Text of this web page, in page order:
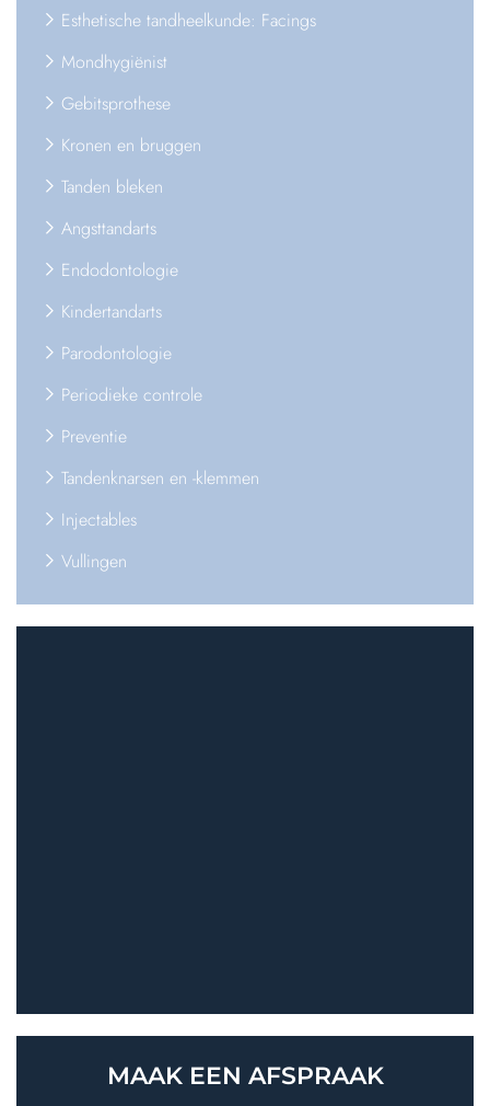
Esthetische tandheelkunde: Facings
Mondhygiënist
Gebitsprothese
Kronen en bruggen
Tanden bleken
Angsttandarts
Endodontologie
Kindertandarts
Parodontologie
Periodieke controle
Preventie
Tandenknarsen en -klemmen
Injectables
Vullingen
MAAK EEN AFSPRAAK